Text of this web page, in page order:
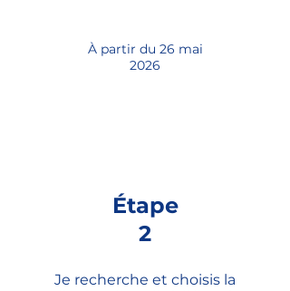
À partir du 26 mai
2026
Étape
2
Je recherche et choisis la